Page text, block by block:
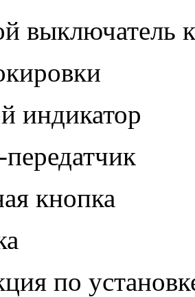
выключатель
индикатор
кнопка
по